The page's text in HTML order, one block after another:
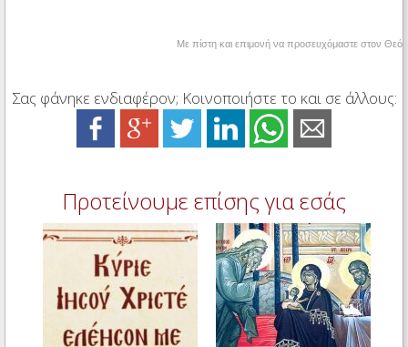
Με πίστη και επιμονή να προσευχόμαστε στον Θεό
Σας φάνηκε ενδιαφέρον; Κοινοποιήστε το και σε άλλους:
Προτείνουμε επίσης για εσάς